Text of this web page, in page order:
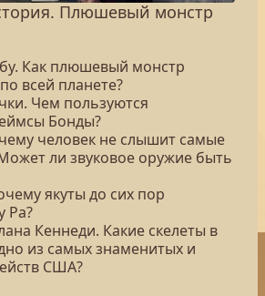
Плюшевый монстр
Как плюшевый монстр
всей планете?
Чем пользуются
Бонды?
человек не слышит самые
ли звуковое оружие быть
якуты до сих пор
Ра?
Кеннеди. Какие скелеты в
из самых знаменитых и
США?